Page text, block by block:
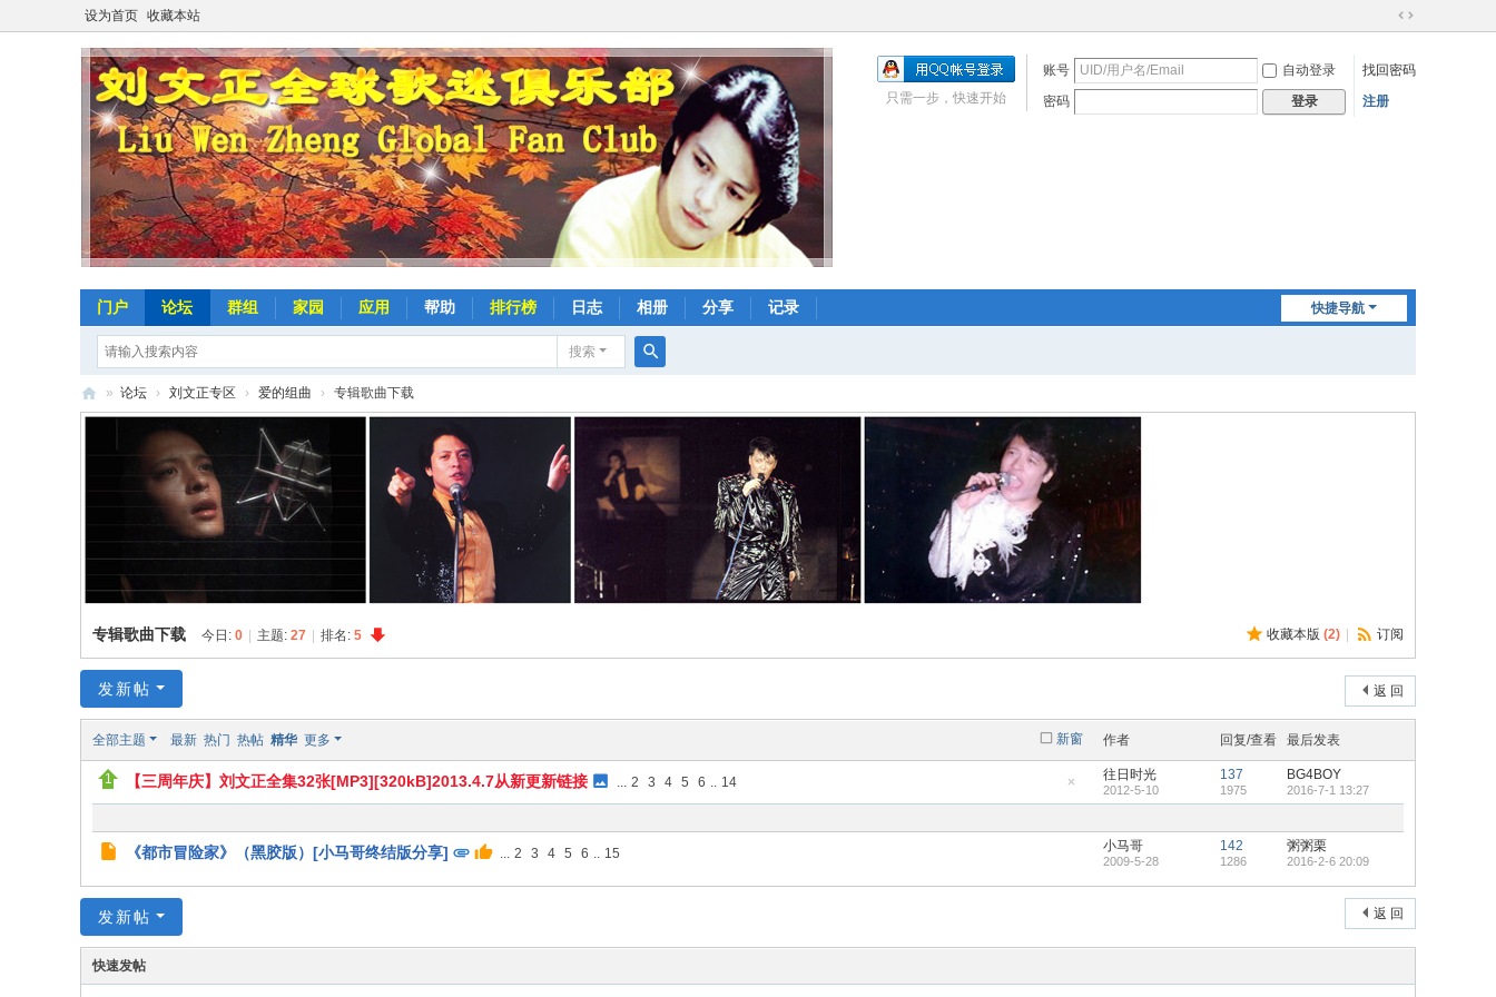
设为首页 收藏本站
切
到
账号 自动登录
找回密码
密码
登录 注册
只需一步，快速开始
快捷导航
门户 论坛 群组 家园 应用 帮助 排行榜 日志 相册 分享 记录
搜索
索
歌
部
» 论坛 › 刘文正专区 › 爱的组曲 › 专辑歌曲下载
收藏本版 (2) 订阅
专辑歌曲下载 今日: 0 主题: 27 排名: 5
返 回
发新帖
新窗
全部主题 最新 热门 热帖 精华 更多 作者 回复/查看 最后发表
藏
顶
【三周年庆】刘文正全集32张[MP3][320kB]2013.4.7从新更新链接 ... 2 3 4 5 6 .. 14 往日时光
2012-5-10
137
1975
BG4BOY
2016-7-1 13:27
《都市冒险家》（黑胶版）[小马哥终结版分享] ... 2 3 4 5 6 .. 15 小马哥
2009-5-28
142
1286
粥粥栗
2016-2-6 20:09
返 回
发新帖
快速发帖